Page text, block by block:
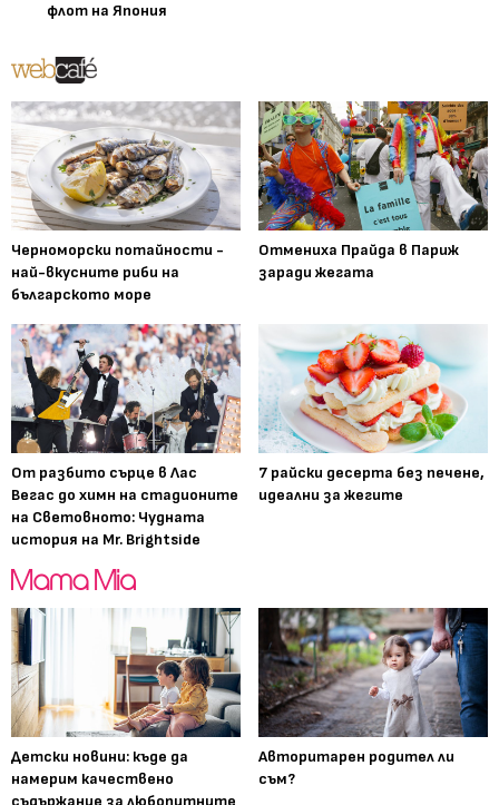
флот на Япония
Черноморски потайности -
най-вкусните риби на
българското море
Отмениха Прайда в Париж
заради жегата
От разбито сърце в Лас
Вегас до химн на стадионите
на Световното: Чудната
история на Mr. Brightside
7 райски десерта без печене,
идеални за жегите
Детски новини: къде да
намерим качествено
съдържание за любопитните
Авторитарен родител ли
съм?